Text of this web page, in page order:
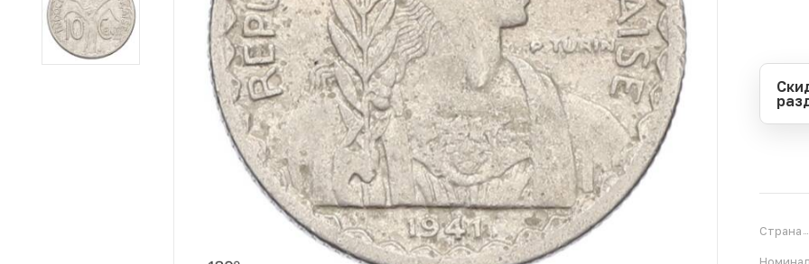
Иностранные монеты
Неофициальные выпуски монет (Unusual)
Античные и средневековые монеты
Страна